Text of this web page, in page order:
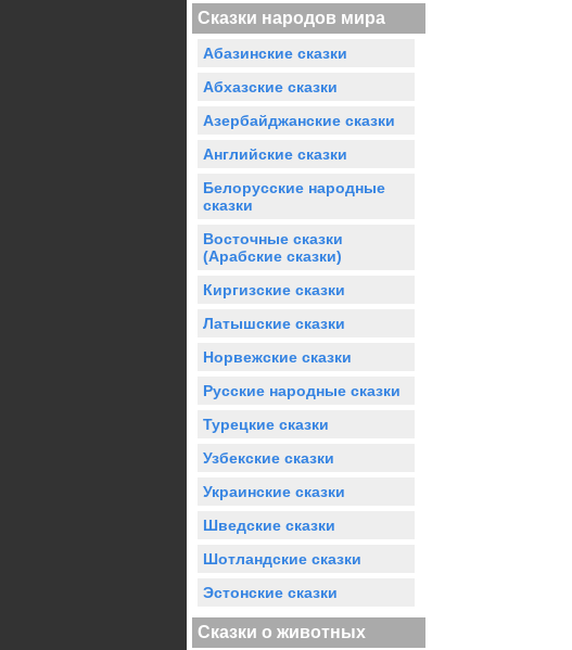
Сказки народов мира
Абазинские сказки
Абхазские сказки
Азербайджанские сказки
Английские сказки
Белорусские народные
сказки
Восточные сказки
(Арабские сказки)
Киргизские сказки
Латышские сказки
Норвежские сказки
Русские народные сказки
Турецкие сказки
Узбекские сказки
Украинские сказки
Шведские сказки
Шотландские сказки
Эстонские сказки
Сказки о животных